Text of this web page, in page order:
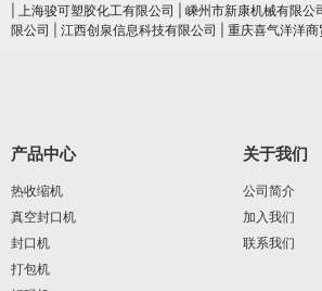
上海骏可塑胶化工有限公司 嵊州市新康机械有限公
限公司
江西创泉信息科技有限公司 重庆喜气洋洋商
产品中心
热收缩机
真空封口机
封口机
打包机
关于我们
公司简介
加入我们
联系我们